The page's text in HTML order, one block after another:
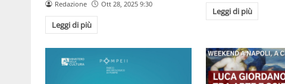
Redazione Ott 28, 2025 9:30
Leggi di più
Leggi di più